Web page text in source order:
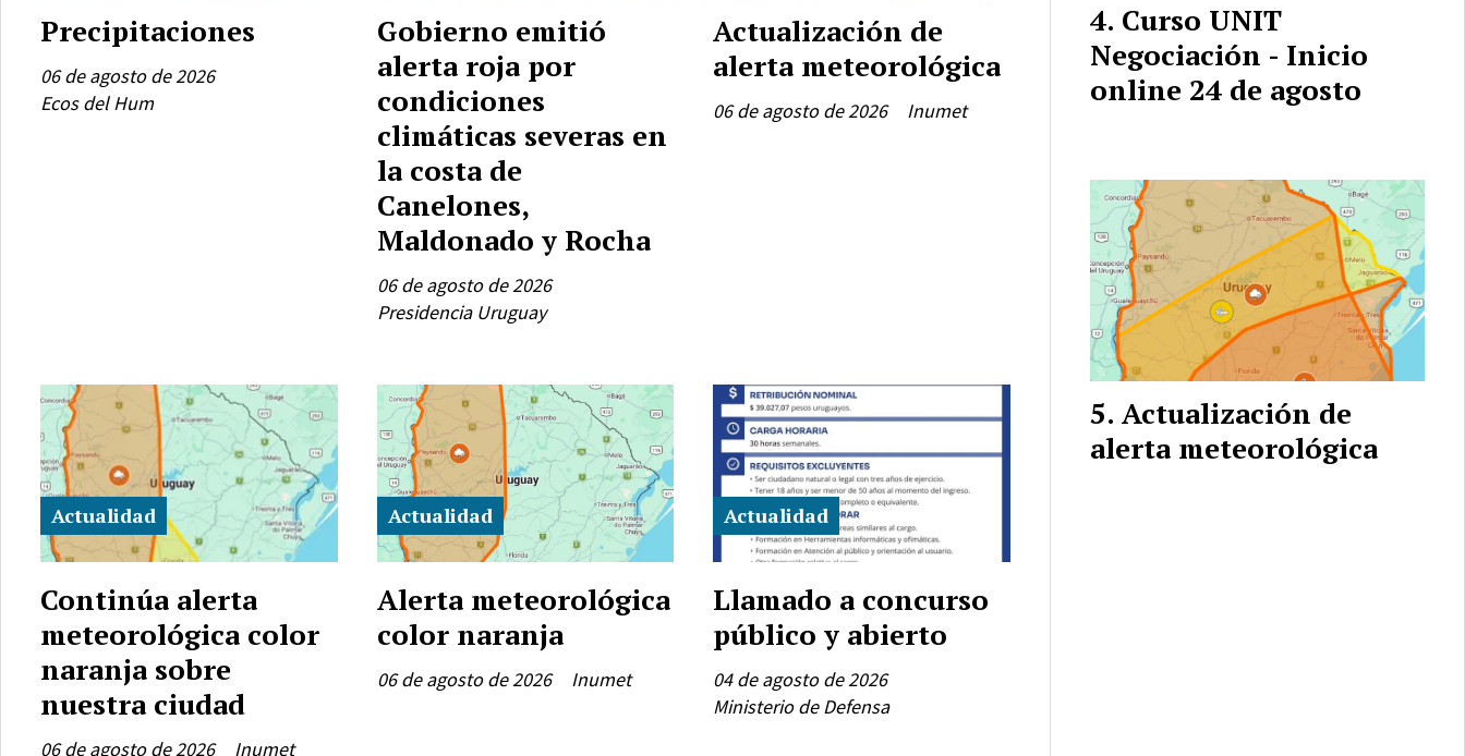
Precipitaciones
Ecos del Hum
06 de agosto de 2026
Gobierno emitió
alerta roja por
condiciones
climáticas severas en
la costa de
Canelones,
Maldonado y Rocha
Presidencia Uruguay
06 de agosto de 2026
Actualización de
alerta meteorológica
Inumet
06 de agosto de 2026
Continúa alerta
meteorológica color
naranja sobre
nuestra ciudad
Inumet
Actualidad
06 de agosto de 2026
Alerta meteorológica
color naranja
Inumet
Actualidad
06 de agosto de 2026
Llamado a concurso
público y abierto
Ministerio de Defensa
Actualidad
04 de agosto de 2026
Curso UNIT
Negociación - Inicio
online 24 de agosto
Actualización de
alerta meteorológica